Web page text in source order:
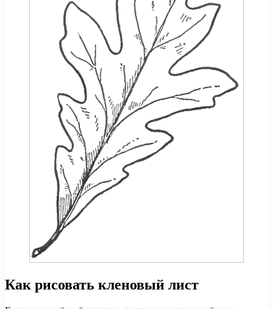
Как рисовать кленовый лист